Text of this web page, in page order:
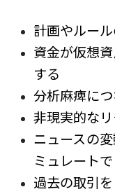
計画やルー
資金が仮想
する
分析麻痺に
非現実的な
ニュースの
ミュレート
過去の取引